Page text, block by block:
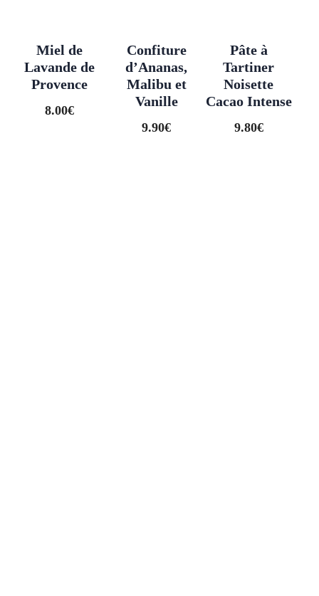
Miel de
Lavande de
Provence
8.00€
Pâte à
Tartiner
Noisette
Cacao Intense
9.80€
Confiture
d’Ananas,
Malibu et
Vanille
9.90€